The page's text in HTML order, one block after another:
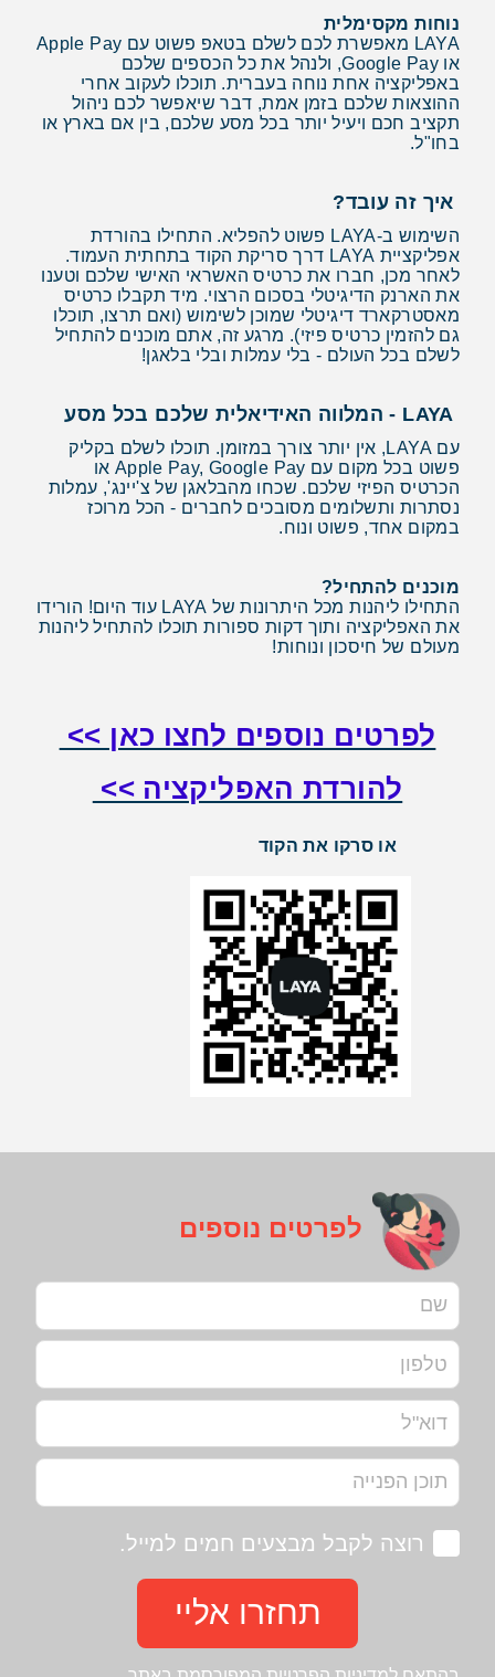
נוחות מקסימלית
LAYA מאפשרת לכם לשלם בטאפ פשוט עם Apple Pay
או Google Pay, ולנהל את כל הכספים שלכם
באפליקציה אחת נוחה בעברית. תוכלו לעקוב אחרי
ההוצאות שלכם בזמן אמת, דבר שיאפשר לכם ניהול
תקציב חכם ויעיל יותר בכל מסע שלכם, בין אם בארץ או
בחו"ל.
איך זה עובד?
השימוש ב-LAYA פשוט להפליא. התחילו בהורדת
אפליקציית LAYA דרך סריקת הקוד בתחתית העמוד.
לאחר מכן, חברו את כרטיס האשראי האישי שלכם וטענו
את הארנק הדיגיטלי בסכום הרצוי. מיד תקבלו כרטיס
מאסטרקארד דיגיטלי שמוכן לשימוש (ואם תרצו, תוכלו
גם להזמין כרטיס פיזי). מרגע זה, אתם מוכנים להתחיל
לשלם בכל העולם - בלי עמלות ובלי בלאגן!
עם LAYA, אין יותר צורך במזומן. תוכלו לשלם בקליק
פשוט בכל מקום עם Apple Pay, Google Pay או
הכרטיס הפיזי שלכם. שכחו מהבלאגן של צ'יינג', עמלות
נסתרות ותשלומים מסובכים לחברים - הכל מרוכז
במקום אחד, פשוט ונוח.
מוכנים להתחיל?
התחילו ליהנות מכל היתרונות של LAYA עוד היום! הורידו
את האפליקציה ותוך דקות ספורות תוכלו להתחיל ליהנות
מעולם של חיסכון ונוחות!
לפרטים נוספים לחצו כאן >>
להורדת האפליקציה >>
או סרקו את הקוד
לפרטים נוספים
רוצה לקבל מבצעים חמים למייל.
תחזרו אליי